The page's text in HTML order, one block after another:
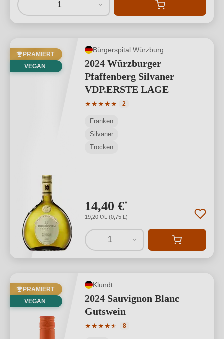
1
PRÄMIERT
VEGAN
Bürgerspital Würzburg
2024 Würzburger
Pfaffenberg Silvaner
VDP.ERSTE LAGE
★★★★★
Durchschnittliche Bewertung von 5
2
Franken
Silvaner
Trocken
14,40 €*
19,20 €/L (0,75 L)
1
PRÄMIERT
VEGAN
Klundt
2024 Sauvignon Blanc
Gutswein
★★★★★
★
Durchschnittliche Bewertung von 4.75
8